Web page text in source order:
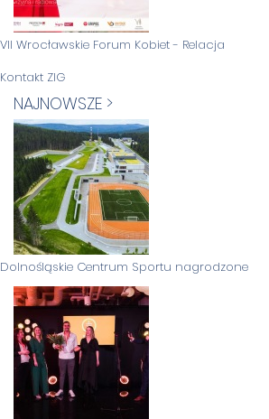
VII Wrocławskie Forum Kobiet - Relacja
Kontakt ZIG
NAJNOWSZE >
Dolnośląskie Centrum Sportu nagrodzone